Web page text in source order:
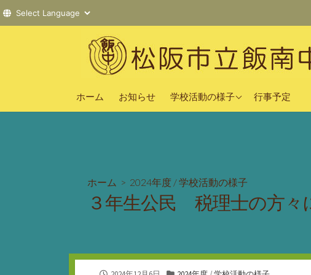
へ
ホーム お知らせ 学校活動の様子
2025年度
行事予定
ホーム > 2024年度 /学校活動の様子
３年生公民 税理士の方々
公
カ